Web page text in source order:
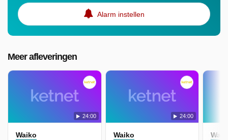
Alarm instellen
Meer afleveringen
24:00
Waiko
24:00
Waiko